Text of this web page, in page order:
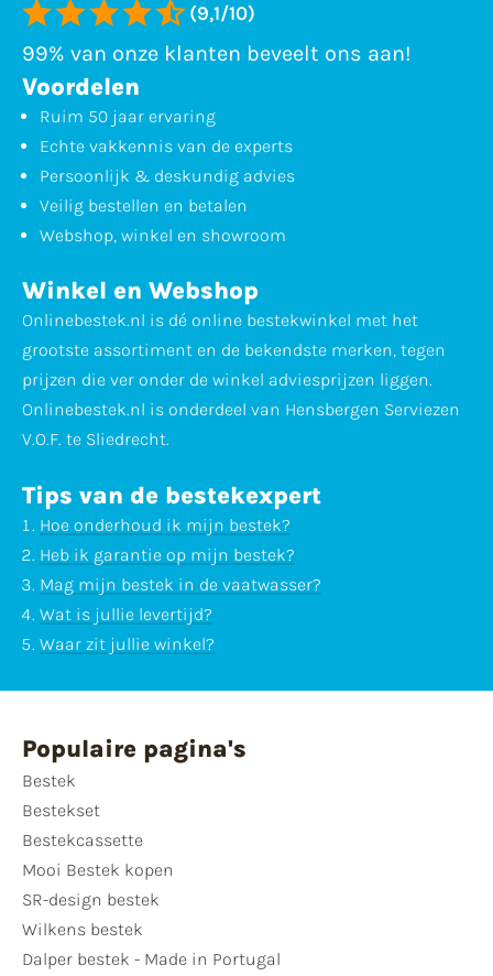
(9,1/10)
99% van onze klanten beveelt ons aan!
Voordelen
Ruim 50 jaar ervaring
Echte vakkennis van de experts
Persoonlijk & deskundig advies
Veilig bestellen en betalen
Webshop, winkel en showroom
Winkel en Webshop
Onlinebestek.nl is dé online bestekwinkel met het
grootste assortiment en de bekendste merken, tegen
prijzen die ver onder de winkel adviesprijzen liggen.
Onlinebestek.nl is onderdeel van Hensbergen Serviezen
V.O.F. te Sliedrecht.
Tips van de bestekexpert
Hoe onderhoud ik mijn bestek?
Heb ik garantie op mijn bestek?
Mag mijn bestek in de vaatwasser?
Wat is jullie levertijd?
Waar zit jullie winkel?
Populaire pagina's
Bestek
Bestekset
Bestekcassette
Mooi Bestek kopen
SR-design bestek
Wilkens bestek
Dalper bestek - Made in Portugal